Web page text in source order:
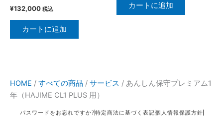
ョ
ン
商
¥132,000 税込
カートに追加
カートに追加
HOME / すべての商品 / サービス / あんしん保守プレミアム1
年（HAJIME CL1 PLUS 用）
パスワードをお忘れですか?特定商法に基づく表記個人情報保護方針